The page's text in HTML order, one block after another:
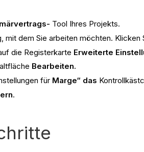
Tool Ihres Projekts.
mit dem Sie arbeiten möchten. Klicken
die Registerkarte Erweiterte
Bearbeiten.
für Marge“ das
.